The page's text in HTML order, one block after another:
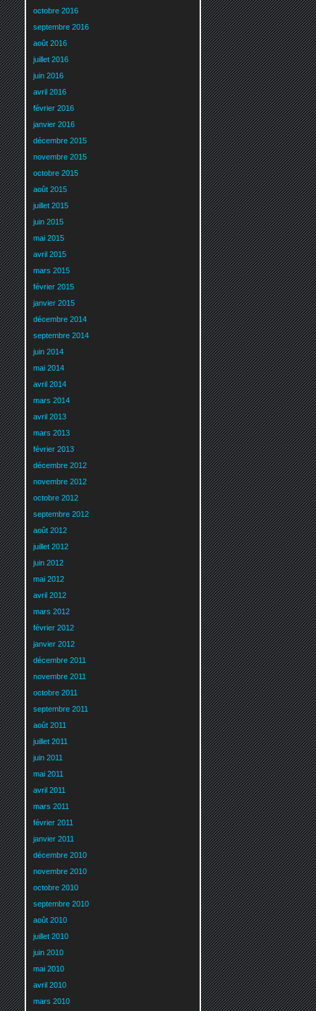
octobre 2016
septembre 2016
août 2016
juillet 2016
juin 2016
avril 2016
février 2016
janvier 2016
décembre 2015
novembre 2015
octobre 2015
août 2015
juillet 2015
juin 2015
mai 2015
avril 2015
mars 2015
février 2015
janvier 2015
décembre 2014
septembre 2014
juin 2014
mai 2014
avril 2014
mars 2014
avril 2013
mars 2013
février 2013
décembre 2012
novembre 2012
octobre 2012
septembre 2012
août 2012
juillet 2012
juin 2012
mai 2012
avril 2012
mars 2012
février 2012
janvier 2012
décembre 2011
novembre 2011
octobre 2011
septembre 2011
août 2011
juillet 2011
juin 2011
mai 2011
avril 2011
mars 2011
février 2011
janvier 2011
décembre 2010
novembre 2010
octobre 2010
septembre 2010
août 2010
juillet 2010
juin 2010
mai 2010
avril 2010
mars 2010